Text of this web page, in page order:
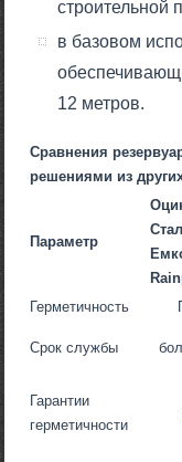
строительной
в базовом
12 метров.
Сравнения
решениями из
Параметр
Герметичность
Срок службы
Гарантии
герметичности